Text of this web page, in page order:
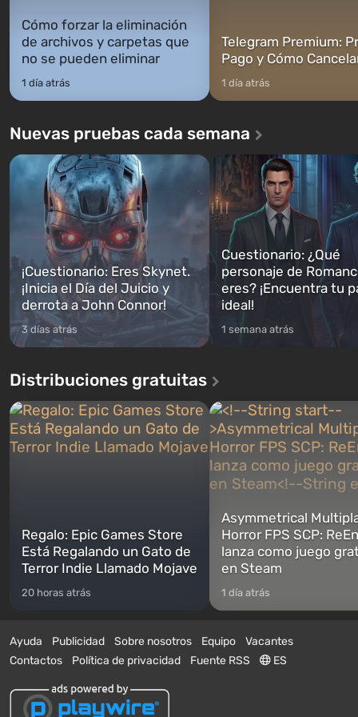
Cómo forzar la eliminación
de archivos y carpetas que
no se pueden eliminar
1 día atrás
Telegram Premium:
Pago y Cómo
1 día atrás
Nuevas pruebas cada semana
¡Cuestionario: Eres Skynet.
¡Inicia el Día del Juicio y
derrota a John Connor!
3 días atrás
Cuestionario: ¿Qué
personaje de
eres? ¡Encuentra tu
ideal!
1 semana atrás
Distribuciones gratuitas
Regalo: Epic Games Store
Está Regalando un Gato de
Terror Indie Llamado Mojave
20 horas atrás
Asymmetrical
Horror FPS SCP:
lanza como juego
en Steam
1 día atrás
Ayuda Publicidad Sobre nosotros Equipo
Vacantes
Contactos
Política de privacidad Fuente RSS ES